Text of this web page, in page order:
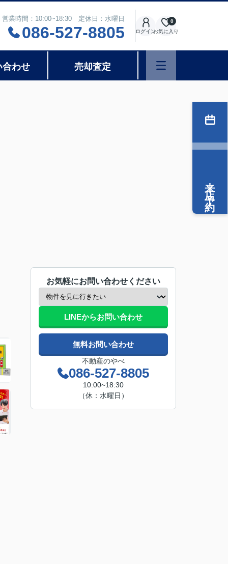
営業時間：10:00~18:30 定休日：水曜日
086-527-8805 ログインお気に入り
0
合わせ 売却査定
お気軽にお問い合わせください
LINEからお問い合わせ
無料お問い合わせ
不動産のやべ
086-527-8805
10:00~18:30
（休：水曜日）
来店予約